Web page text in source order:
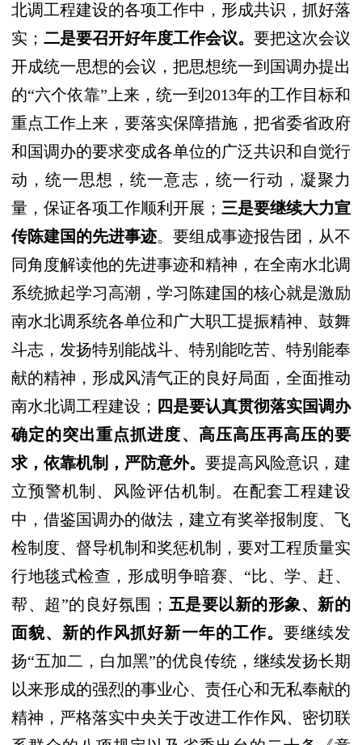
北调工程建设的各项工作中，形成共识，抓好落
实； 二是要召开好年度工作会议。 要把这次会议
开成统一思想的会议，把思想统一到国调办提出
的“六个依靠”上来，统一到2013年的工作目标和
重点工作上来，要落实保障措施，把省委省政府
和国调办的要求变成各单位的广泛共识和自觉行
动，统一思想，统一意志，统一行动，凝聚力
量，保证各项工作顺利开展； 三是要继续大力宣
传陈建国的先进事迹。要组成事迹报告团，从不
同角度解读他的先进事迹和精神，在全南水北调
系统掀起学习高潮，学习陈建国的核心就是激励
南水北调系统各单位和广大职工提振精神、鼓舞
斗志，发扬特别能战斗、特别能吃苦、特别能奉
献的精神，形成风清气正的良好局面，全面推动
南水北调工程建设； 四是要认真贯彻落实国调办
确定的突出重点抓进度、高压高压再高压的要
求，依靠机制，严防意外。 要提高风险意识，建
立预警机制、风险评估机制。在配套工程建设
中，借鉴国调办的做法，建立有奖举报制度、飞
检制度、督导机制和奖惩机制，要对工程质量实
行地毯式检查，形成明争暗赛、“比、学、赶、
帮、超”的良好氛围； 五是要以新的形象、新的
面貌、新的作风抓好新一年的工作。 要继续发
扬“五加二，白加黑”的优良传统，继续发扬长期
以来形成的强烈的事业心、责任心和无私奉献的
精神，严格落实中央关于改进工作作风、密切联